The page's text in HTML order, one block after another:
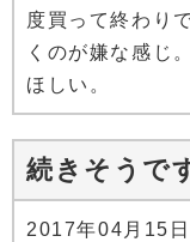
度買って終わり
くのが嫌な感じ
ほしい。
続きそうで
2017年04月15